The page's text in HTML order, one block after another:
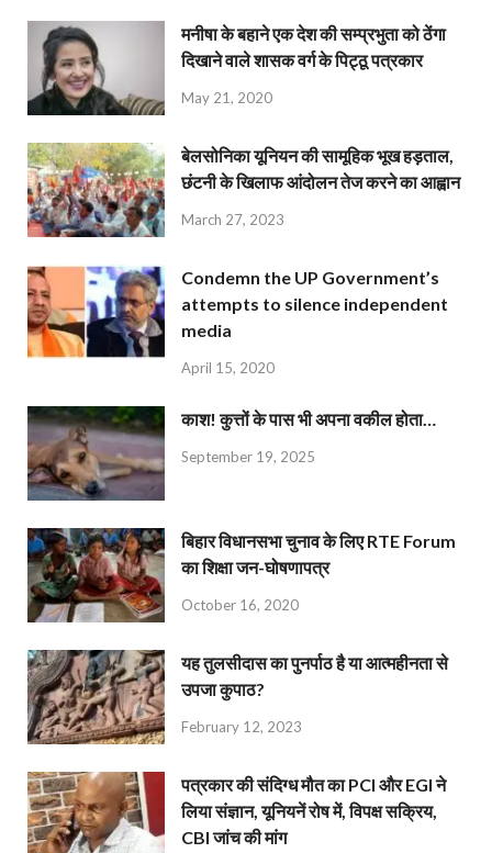
मनीषा के बहाने एक देश की सम्प्रभुता को ठेंगा
दिखाने वाले शासक वर्ग के पिट्ठू पत्रकार
May 21, 2020
बेलसोनिका यूनियन की सामूहिक भूख हड़ताल,
छंटनी के खिलाफ आंदोलन तेज करने का आह्वान
March 27, 2023
Condemn the UP Government’s
attempts to silence independent
media
April 15, 2020
काश! कुत्तों के पास भी अपना वकील होता…
September 19, 2025
बिहार विधानसभा चुनाव के लिए RTE Forum
का शिक्षा जन-घोषणापत्र
October 16, 2020
यह तुलसीदास का पुनर्पाठ है या आत्महीनता से
उपजा कुपाठ?
February 12, 2023
पत्रकार की संदिग्ध मौत का PCI और EGI ने
लिया संज्ञान, यूनियनें रोष में, विपक्ष सक्रिय,
CBI जांच की मांग